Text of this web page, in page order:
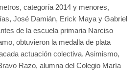
categoría 2014 y menores,
José Damián, Erick Maya y Gabriel
de la escuela primaria Narciso
obtuvieron la medalla de plata
actuación colectiva. Asimismo,
Razo, alumna del Colegio María